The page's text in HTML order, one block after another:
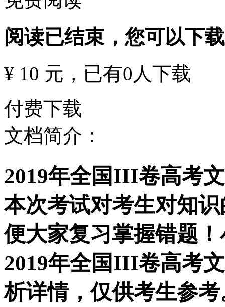
阅读已结束，您可以下
¥ 10 元 ，已有0 人下载
付费下载
文档简介：
2019年全国III卷高考
本次考试对考生对知
便大家复习掌握错题
2019年全国III卷高考
析详情，仅供考生参考